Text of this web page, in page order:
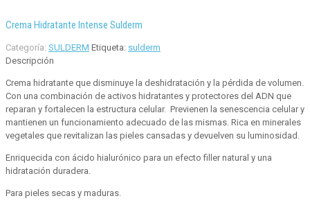
Crema Hidratante Intense Sulderm
Categoría: SULDERM Etiqueta: sulderm
Descripción
Crema hidratante que disminuye la deshidratación y la pérdida de volumen.
Con una combinación de activos hidratantes y protectores del ADN que
reparan y fortalecen la estructura celular. Previenen la senescencia celular y
mantienen un funcionamiento adecuado de las mismas. Rica en minerales
vegetales que revitalizan las pieles cansadas y devuelven su luminosidad.
Enriquecida con ácido hialurónico para un efecto filler natural y una
hidratación duradera.
Para pieles secas y maduras.